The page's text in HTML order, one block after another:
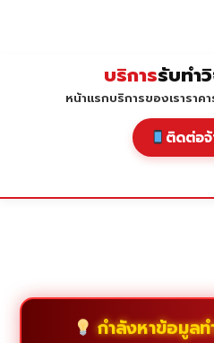
บริการรับทำ
หน้าแรกบริการของเราราค
ติดต่อจ้
กำลังหาข้อมูลท